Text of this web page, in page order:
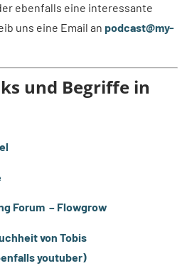
ebenfalls eine interessante
uns eine Email an podcast@my-
und Begriffe in
Forum – Flowgrow
von Tobis
youtuber)